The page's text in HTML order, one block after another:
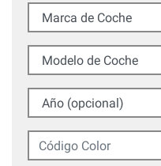
Marca de Coche
Modelo de Coche
Año (opcional)
Código Color